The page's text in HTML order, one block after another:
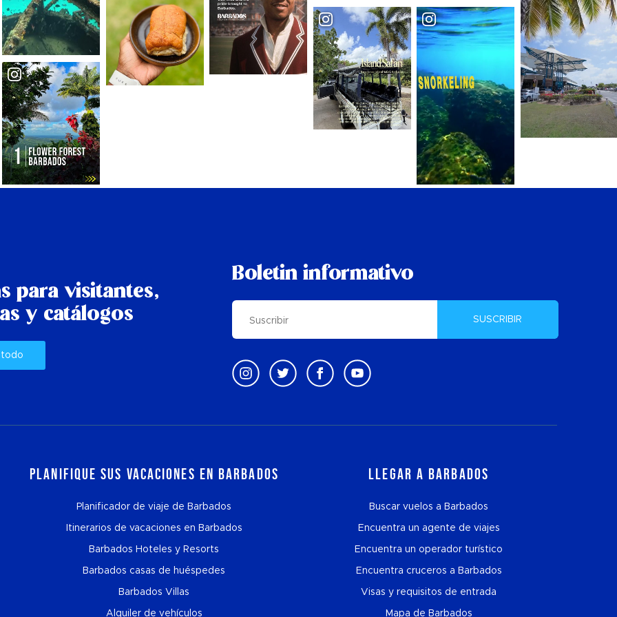
para visitantes,
y catálogos
Boletin informativo
SUSCRIBIR
Planifique sus vacaciones en Barbados
Planificador de viaje de Barbados
Itinerarios de vacaciones en Barbados
Barbados Hoteles y Resorts
Barbados casas de huéspedes
Barbados Villas
Alquiler de vehículos
Llegar a Barbados
Buscar vuelos a Barbados
Encuentra un agente de viajes
Encuentra un operador turístico
Encuentra cruceros a Barbados
Visas y requisitos de entrada
Mapa de Barbados